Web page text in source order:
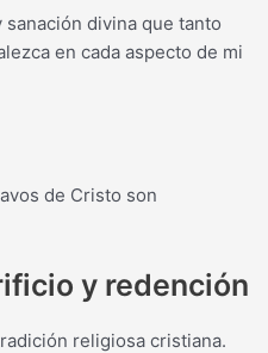
divina que tanto
en cada aspecto de mi
de Cristo son
y redención
religiosa cristiana.